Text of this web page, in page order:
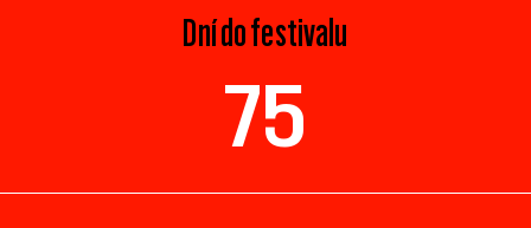
Dní do festivalu
75